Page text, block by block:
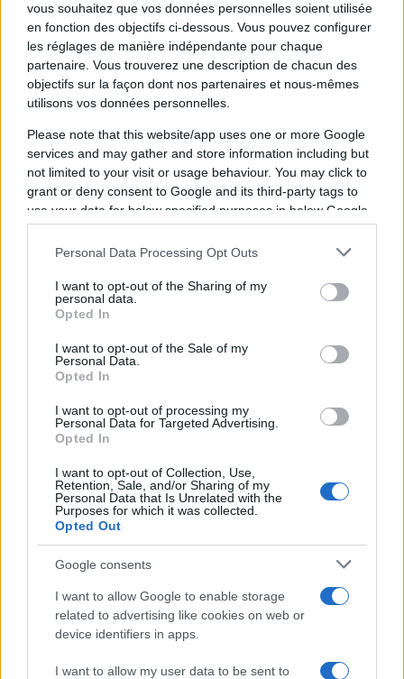
vous souhaitez que vos données personnelles soient utilisée
en fonction des objectifs ci-dessous. Vous pouvez configurer
les réglages de manière indépendante pour chaque
partenaire. Vous trouverez une description de chacun des
objectifs sur la façon dont nos partenaires et nous-mêmes
utilisons vos données personnelles.
Please note that this website/app uses one or more Google
services and may gather and store information including but
not limited to your visit or usage behaviour. You may click to
grant or deny consent to Google and its third-party tags to
use your data for below specified purposes in below Google
consent section.
Personal Data Processing Opt Outs
I want to opt-out of the Sharing of my
personal data.
Opted In
I want to opt-out of the Sale of my
Personal Data.
Opted In
I want to opt-out of processing my
Personal Data for Targeted Advertising.
Opted In
I want to opt-out of Collection, Use,
Retention, Sale, and/or Sharing of my
Personal Data that Is Unrelated with the
Purposes for which it was collected.
Opted Out
Google consents
I want to allow Google to enable storage
related to advertising like cookies on web or
device identifiers in apps.
I want to allow my user data to be sent to
Stade Toulousain : Les compositions
d'équipes pour le choc face à Toulon
Publié 09.05 à 18h02
Toulouse vs
Toulon Top 14
Stade Toulousain : L'anecdote
savoureuse de Sofiane Guitoune sur
la période COVID au club
Publié 08.05 à 18h30